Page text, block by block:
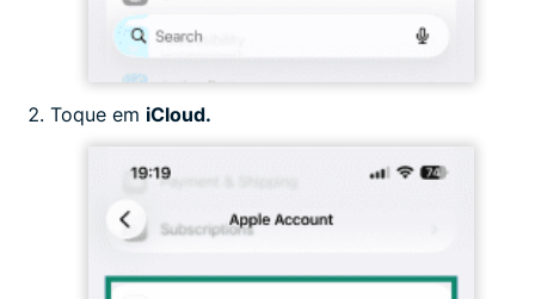
Toque em iCloud.